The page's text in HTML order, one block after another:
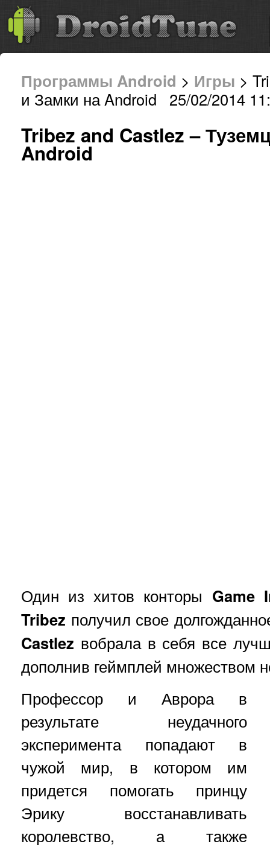
Программы Android > Игры >
и Замки на Android 25/02/2014
Tribez and Castlez –
Android
Один из хитов конторы Game
Tribez получил свое
Castlez вобрала в себя все
дополнив геймплей множеством
Профессор и Аврора в
результате неудачного
эксперимента попадают в
чужой мир, в котором им
придется помогать принцу
Эрику восстанавливать
королевство, а также